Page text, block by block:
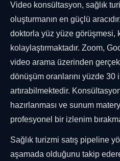
Video konsültasyon, sağlık
oluşturmanın en güçlü
doktorla yüz yüze görüşmesi,
kolaylaştırmaktadır. Zoom,
video arama üzerinden
dönüşüm oranlarını yüzde 30
artırabilmektedir.
hazırlanması ve sunum
profesyonel bir izlenim
Sağlık turizmi satış pipeline
aşamada olduğunu takip